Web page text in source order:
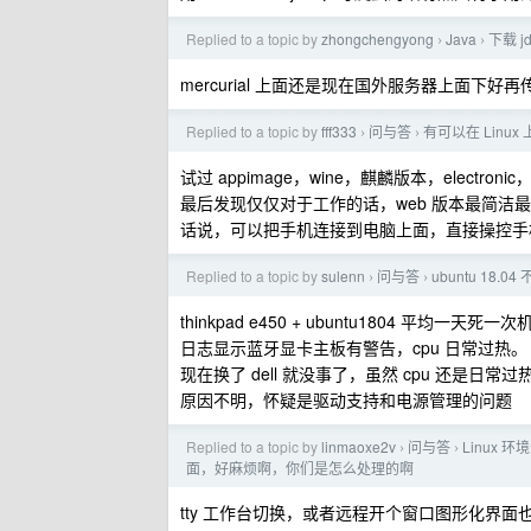
Replied to a topic byzhongchengyong › Java › 下载
mercurial 上面还是现在国外服务器上面下好再
Replied to a topic byfff333 › 问与答 › 有可以在 Linux
试过 appimage，wine，麒麟版本，electronic
最后发现仅仅对于工作的话，web 版本最简洁
话说，可以把手机连接到电脑上面，直接操控
Replied to a topic bysulenn › 问与答 › ubuntu 18.04
thinkpad e450 + ubuntu1804 平均一天死一次
日志显示蓝牙显卡主板有警告，cpu 日常过热。
现在换了 dell 就没事了，虽然 cpu 还是日常过
原因不明，怀疑是驱动支持和电源管理的问题
Replied to a topic by linmaoxe2v › 问与答 › Linux 环
面，好麻烦啊，你们是怎么处理的啊
tty 工作台切换，或者远程开个窗口图形化界面